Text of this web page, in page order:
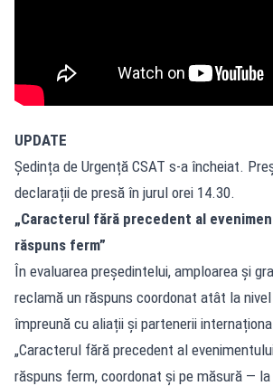
UPDATE
Ședința de Urgență CSAT s-a încheiat.
declarații de presă în jurul orei 14.30.
„Caracterul fără precedent al
răspuns ferm”
În evaluarea președintelui, amploarea și
reclamă un răspuns coordonat atât la
împreună cu aliații și partenerii
„Caracterul fără precedent al
răspuns ferm, coordonat și pe măsură —